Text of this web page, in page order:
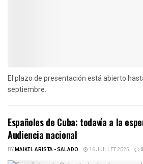
El plazo de presentación está abierto
septiembre.
Españoles de Cuba: todavía a la
Audiencia nacional
BYMAIKEL ARISTA - SALADO 16 JUILLET 2025 0